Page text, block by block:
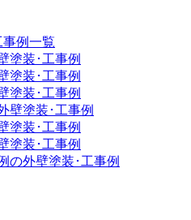
例一覧
塗装･工事例
塗装･工事例
塗装･工事例
壁塗装･工事例
塗装･工事例
塗装･工事例
の外壁塗装･工事例